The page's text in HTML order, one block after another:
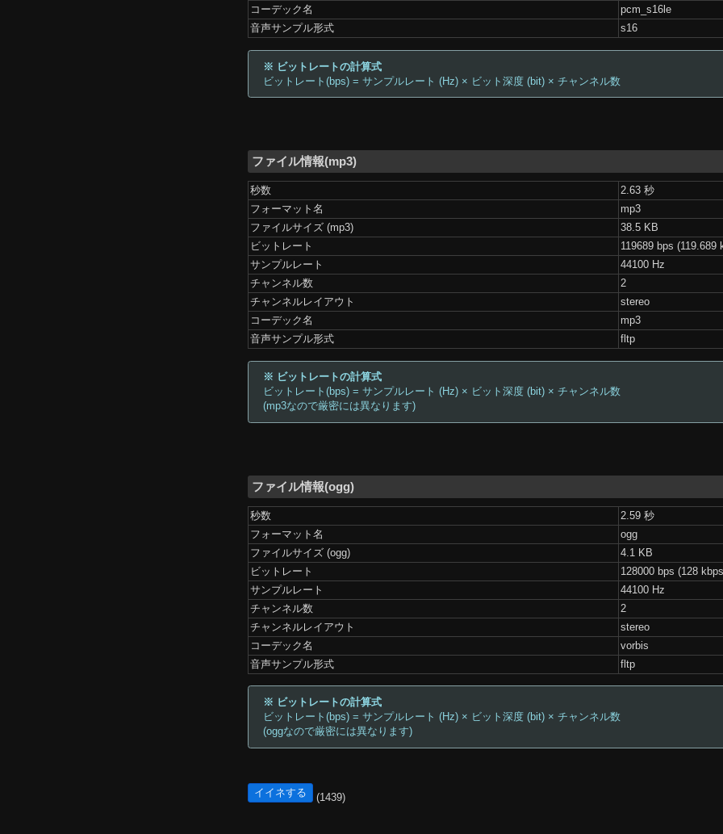
コーデック名
pcm_s16le
音声サンプル形式
s16
※ ビットレートの計算式
ビットレート(bps) = サンプルレート (Hz) × ビット深度 (bit) × チャンネル数
ファイル情報(mp3)
秒数
2.63 秒
フォーマット名
mp3
ファイルサイズ (mp3)
38.5 KB
ビットレート
119689 bps (119.689
サンプルレート
44100 Hz
チャンネル数
2
チャンネルレイアウト
stereo
コーデック名
mp3
音声サンプル形式
fltp
※ ビットレートの計算式
ビットレート(bps) = サンプルレート (Hz) × ビット深度 (bit) × チャンネル数
(mp3なので厳密には異なります)
ファイル情報(ogg)
秒数
2.59 秒
フォーマット名
ogg
ファイルサイズ (ogg)
4.1 KB
ビットレート
128000 bps (128
サンプルレート
44100 Hz
チャンネル数
2
チャンネルレイアウト
stereo
コーデック名
vorbis
音声サンプル形式
fltp
※ ビットレートの計算式
ビットレート(bps) = サンプルレート (Hz) × ビット深度 (bit) × チャンネル数
(oggなので厳密には異なります)
イイネする (1439)